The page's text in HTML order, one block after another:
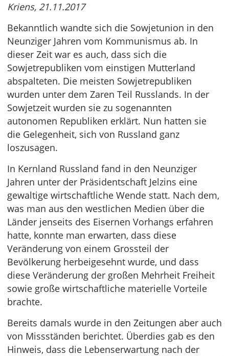
Kriens, 21.11.2017
Bekanntlich wandte sich die Sowjetunion in den
Neunziger Jahren vom Kommunismus ab. In
dieser Zeit war es auch, dass sich die
Sowjetrepubliken vom einstigen Mutterland
abspalteten. Die meisten Sowjetrepubliken
wurden unter dem Zaren Teil Russlands. In der
Sowjetzeit wurden sie zu sogenannten
autonomen Republiken erklärt. Nun hatten sie
die Gelegenheit, sich von Russland ganz
loszusagen.
In Kernland Russland fand in den Neunziger
Jahren unter der Präsidentschaft Jelzins eine
gewaltige wirtschaftliche Wende statt. Nach dem,
was man aus den westlichen Medien über die
Länder jenseits des Eisernen Vorhangs erfahren
hatte, konnte man erwarten, dass diese
Veränderung von einem Grossteil der
Bevölkerung herbeigesehnt wurde, und dass
diese Veränderung der großen Mehrheit Freiheit
sowie große wirtschaftliche materielle Vorteile
brachte.
Bereits damals wurde in den Zeitungen aber auch
von Missständen berichtet. Überdies gab es den
Hinweis, dass die Lebenserwartung nach der